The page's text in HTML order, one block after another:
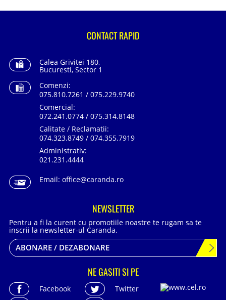
CONTACT RAPID
Calea Grivitei 180,
Bucuresti, Sector 1
Comenzi:
075.810.7261 / 075.229.9740
Comercial:
072.241.0774 / 075.314.8148
Calitate / Reclamatii:
074.323.8749 / 074.355.7919
Administrativ:
021.231.4444
Email: office@caranda.ro
NEWSLETTER
Pentru a fi la curent cu promotiile noastre te rugam sa te
inscrii la newsletter-ul Caranda.
ABONARE / DEZABONARE
NE GASITI SI PE
Facebook
Twitter